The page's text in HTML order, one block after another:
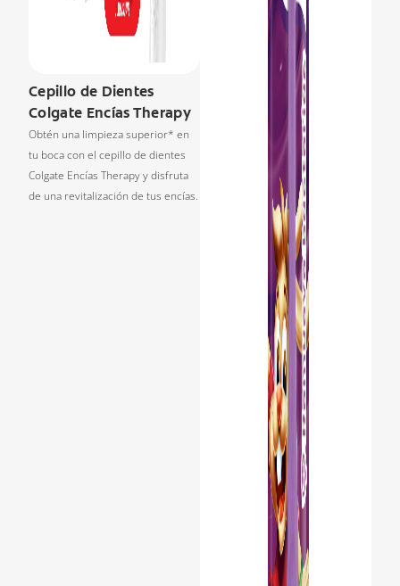
Cepillo de Dientes
Colgate Encías Therapy
Obtén una limpieza superior* en
tu boca con el cepillo de dientes
Colgate Encías Therapy y disfruta
de una revitalización de tus encías.